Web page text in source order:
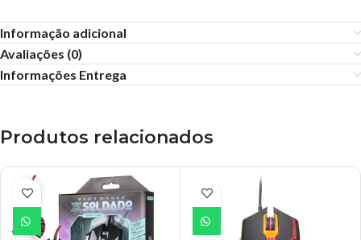
Informação adicional
Avaliações (0)
Informações Entrega
Produtos relacionados